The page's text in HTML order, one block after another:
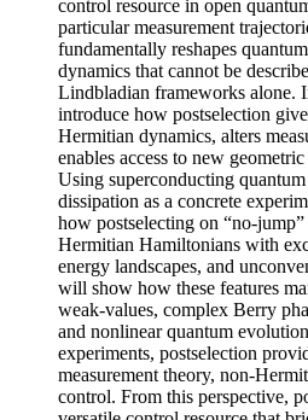
control resource in open
particular measurement
fundamentally reshapes
dynamics that cannot be
Lindbladian frameworks alone.
introduce how postselection
Hermitian dynamics, alters
enables access to new
Using superconducting
dissipation as a concrete
how postselecting on “no-
Hermitian Hamiltonians with
energy landscapes, and
will show how these features
weak-values, complex Berry
and nonlinear quantum
experiments, postselection
measurement theory, non-
control. From this perspective,